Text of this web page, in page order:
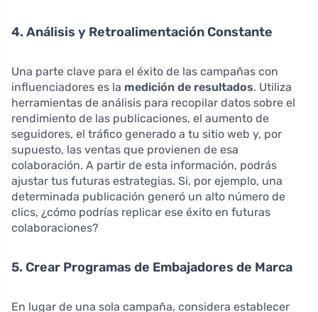
4. Análisis y Retroalimentación Constante
Una parte clave para el éxito de las campañas con
influenciadores es la medición de resultados. Utiliza
herramientas de análisis para recopilar datos sobre el
rendimiento de las publicaciones, el aumento de
seguidores, el tráfico generado a tu sitio web y, por
supuesto, las ventas que provienen de esa
colaboración. A partir de esta información, podrás
ajustar tus futuras estrategias. Si, por ejemplo, una
determinada publicación generó un alto número de
clics, ¿cómo podrías replicar ese éxito en futuras
colaboraciones?
5. Crear Programas de Embajadores de Marca
En lugar de una sola campaña, considera establecer